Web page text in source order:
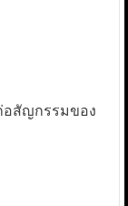
อสัญกรรมของ